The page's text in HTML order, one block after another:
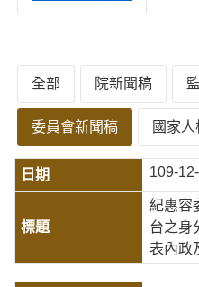
全部 院新聞稿
委員會新聞稿 國家
109-
紀惠容
台之身
表內政